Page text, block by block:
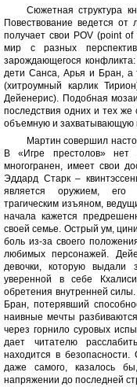
Сюжетная структура
Повествование ведется
получает свои POV (point
мир с разных
зарождающегося
дети Санса, Арья и Бран, а
(хитроумный карлик
Дейенерис). Подобная
последствия одних и тех же
объемную и захватывающую
Мартин совершил
В «Игре престолов» нет
многогранен, имеет свои
Эддард Старк –
является оружием, его
трагическим изъяном,
начала кажется
своей семье. Острый ум,
боль из-за своего
любимых персонажей.
девочки, которую выдали
уверенной в себе
обретения внутренней
Бран, потерявший
наивные мечты
через горнило суровых
дает читателю
находится в
даже самого, казалось
напряжении до последней